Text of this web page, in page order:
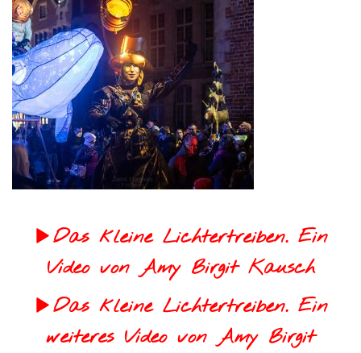
Das kleine Lichtertreiben. Ein
Video von Amy Birgit Kausch
Das kleine Lichtertreiben. Ein
weiteres Video von Amy Birgit